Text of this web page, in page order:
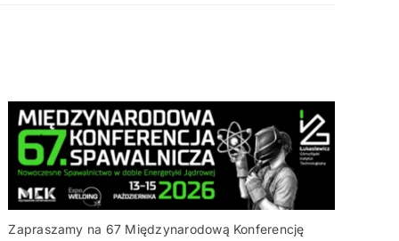
Zapraszamy na 67 Międzynarodową Konferencję